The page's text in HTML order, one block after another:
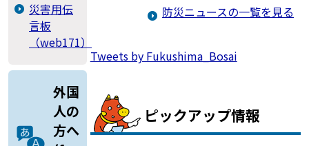
災害用伝
言板
（web171）
外国
人の
方へ
防災ニュースの一覧を見る
Tweets by Fukushima_Bosai
ピックアップ情報
災害に対する
備えや災害が